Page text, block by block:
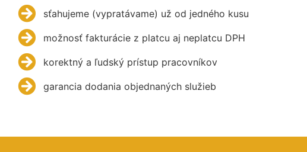
sťahujeme (vypratávame) už od jedného kusu
možnosť fakturácie z platcu aj neplatcu DPH
korektný a ľudský prístup pracovníkov
garancia dodania objednaných služieb